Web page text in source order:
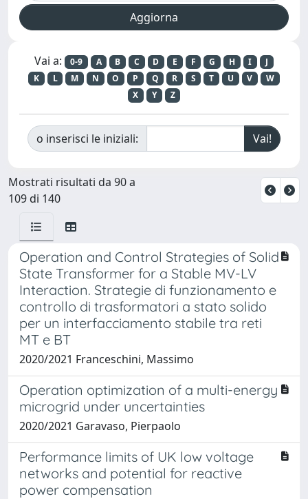
Vai a: 0-9 A B C D E F G H I
J
K
L M N O P Q R S T U V
W
X
Y Z
o inserisci le iniziali:
Mostrati risultati da 90 a
109 di 140
Operation and Control Strategies of Solid
State Transformer for a Stable MV-LV
Interaction. Strategie di funzionamento e
controllo di trasformatori a stato solido
per un interfacciamento stabile tra reti
MT e BT
2020/2021 Franceschini, Massimo
Operation optimization of a multi-energy
microgrid under uncertainties
2020/2021 Garavaso, Pierpaolo
Performance limits of UK low voltage
networks and potential for reactive
power compensation